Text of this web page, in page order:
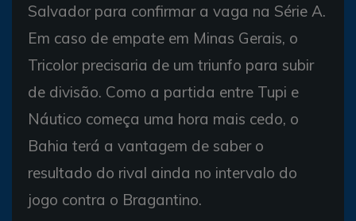
Salvador para confirmar a vaga na Série A.
Em caso de empate em Minas Gerais, o
Tricolor precisaria de um triunfo para subir
de divisão. Como a partida entre Tupi e
Náutico começa uma hora mais cedo, o
Bahia terá a vantagem de saber o
resultado do rival ainda no intervalo do
jogo contra o Bragantino.